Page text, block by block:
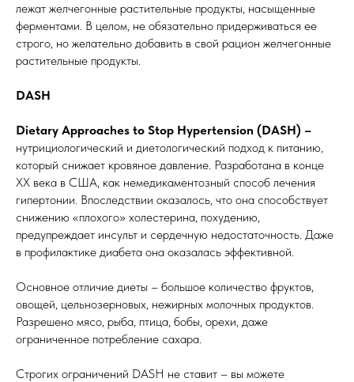
лежат желчегонные растительные продукты, насыщенные
ферментами. В целом, не обязательно придерживаться ее
строго, но желательно добавить в свой рацион желчегонные
растительные продукты.
DASH
Dietary Approaches to Stop Hypertension (DASH) –
нутрициологический и диетологический подход к питанию,
который снижает кровяное давление. Разработана в конце
ХХ века в США, как немедикаментозный способ лечения
гипертонии. Впоследствии оказалось, что она способствует
снижению «плохого» холестерина, похудению,
предупреждает инсульт и сердечную недостаточность. Даже
в профилактике диабета она оказалась эффективной.
Основное отличие диеты – большое количество фруктов,
овощей, цельнозерновых, нежирных молочных продуктов.
Разрешено мясо, рыба, птица, бобы, орехи, даже
ограниченное потребление сахара.
Строгих ограничений DASH не ставит – вы можете